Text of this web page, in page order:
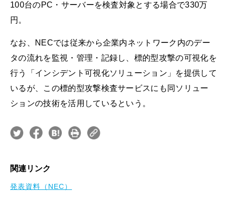
100台のPC・サーバーを検査対象とする場合で330万
円。
なお、NECでは従来から企業内ネットワーク内のデー
タの流れを監視・管理・記録し、標的型攻撃の可視化を
行う「インシデント可視化ソリューション」を提供して
いるが、この標的型攻撃検査サービスにも同ソリュー
ションの技術を活用しているという。
関連リンク
発表資料（NEC）